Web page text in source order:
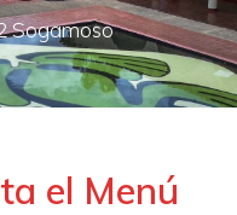
Sogamoso
el Menú